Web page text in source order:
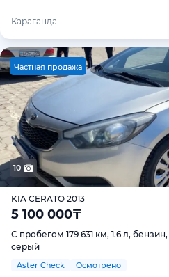
Караганда
Частная продажа
10
KIA CERATO 2013
5 100 000₸
С пробегом 179 631 км, 1.6 л,
серый
Aster Check Осмотрено